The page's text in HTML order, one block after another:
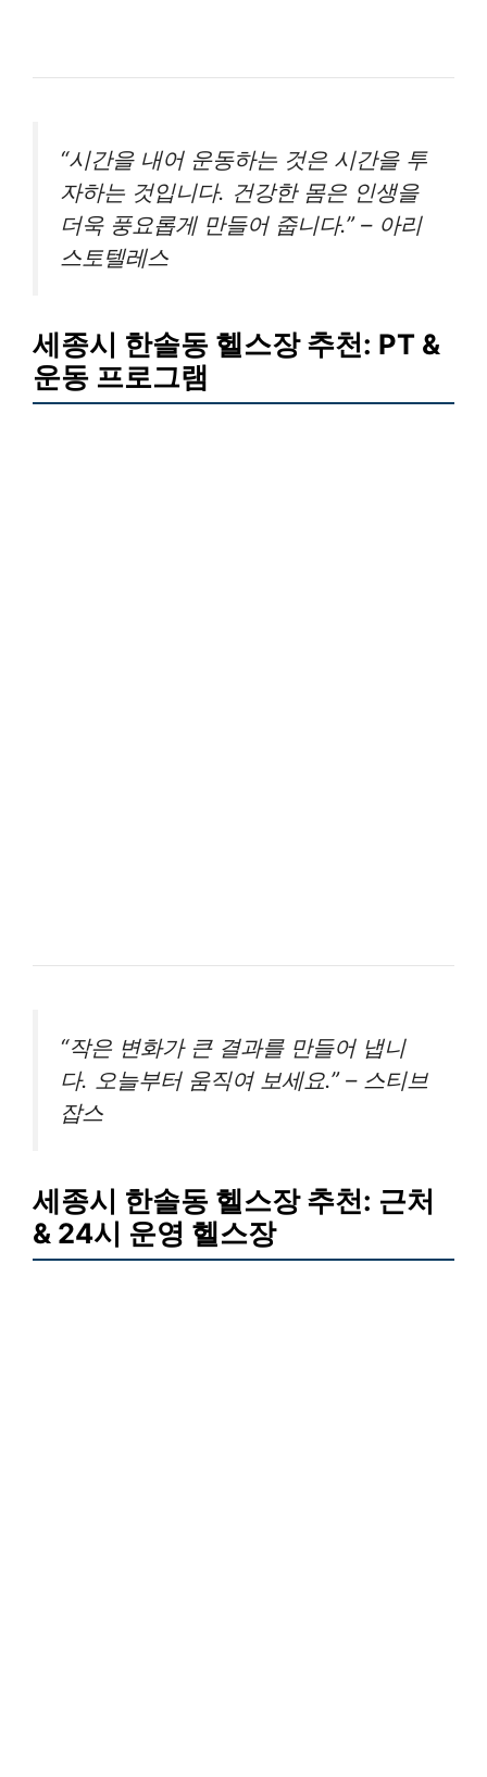
“시간을 내어 운동하는 것은 시간을 투
자하는 것입니다. 건강한 몸은 인생을
더욱 풍요롭게 만들어 줍니다.” – 아리
스토텔레스
세종시 한솔동 헬스장 추천: PT &
운동 프로그램
“작은 변화가 큰 결과를 만들어 냅니
다. 오늘부터 움직여 보세요.” – 스티브
잡스
세종시 한솔동 헬스장 추천: 근처
& 24시 운영 헬스장